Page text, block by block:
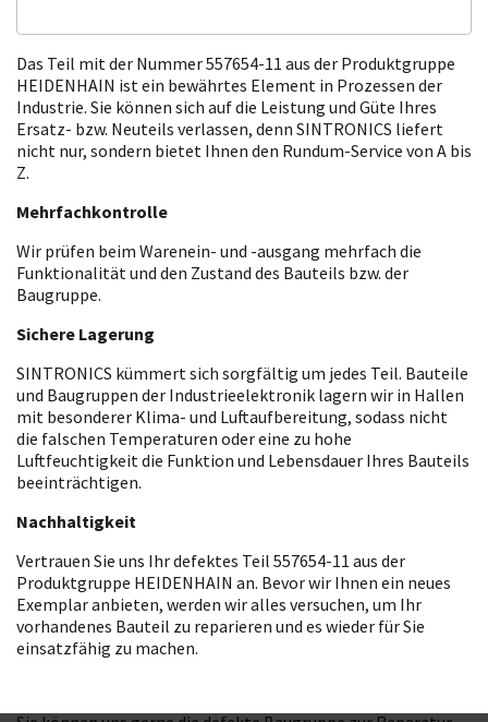
Das Teil mit der Nummer 557654-11 aus der Produktgruppe
HEIDENHAIN ist ein bewährtes Element in Prozessen der
Industrie. Sie können sich auf die Leistung und Güte Ihres
Ersatz- bzw. Neuteils verlassen, denn SINTRONICS liefert
nicht nur, sondern bietet Ihnen den Rundum-Service von A bis
Z.
Mehrfachkontrolle
Wir prüfen beim Warenein- und -ausgang mehrfach die
Funktionalität und den Zustand des Bauteils bzw. der
Baugruppe.
Sichere Lagerung
SINTRONICS kümmert sich sorgfältig um jedes Teil. Bauteile
und Baugruppen der Industrieelektronik lagern wir in Hallen
mit besonderer Klima- und Luftaufbereitung, sodass nicht
die falschen Temperaturen oder eine zu hohe
Luftfeuchtigkeit die Funktion und Lebensdauer Ihres Bauteils
beeinträchtigen.
Nachhaltigkeit
Vertrauen Sie uns Ihr defektes Teil 557654-11 aus der
Produktgruppe HEIDENHAIN an. Bevor wir Ihnen ein neues
Exemplar anbieten, werden wir alles versuchen, um Ihr
vorhandenes Bauteil zu reparieren und es wieder für Sie
einsatzfähig zu machen.